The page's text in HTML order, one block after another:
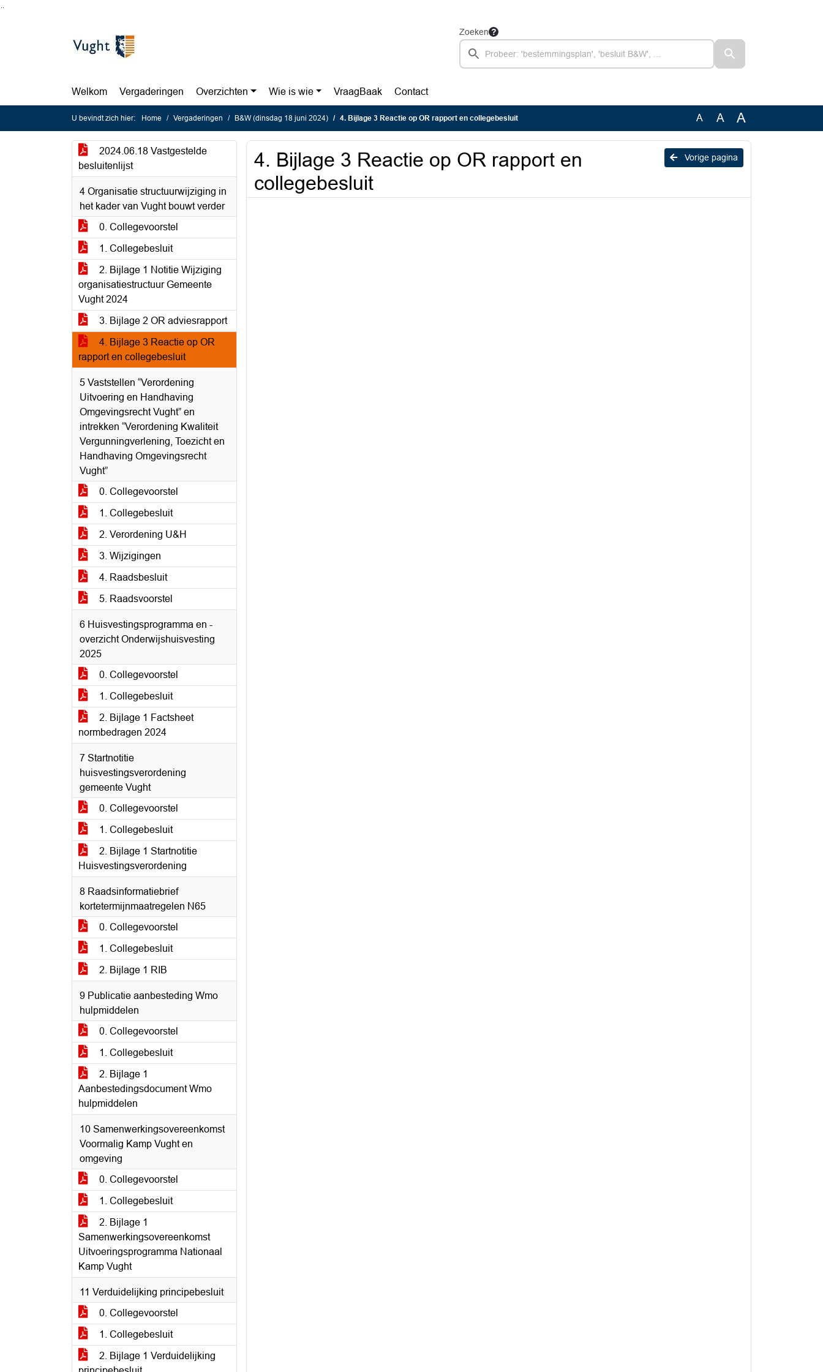
Zoeken
Welkom Vergaderingen Overzichten Wie is wie VraagBaak Contact
U bevindt zich hier: Home Vergaderingen B&W (dinsdag 18 juni 2024) 4. Bijlage 3 Reactie op OR rapport en collegebesluit A A A
2024.06.18 Vastgestelde
besluitenlijst
4 Organisatie structuurwijziging in
het kader van Vught bouwt verder
0. Collegevoorstel
1. Collegebesluit
2. Bijlage 1 Notitie Wijziging
organisatiestructuur Gemeente
Vught 2024
3. Bijlage 2 OR adviesrapport
4. Bijlage 3 Reactie op OR
rapport en collegebesluit
5 Vaststellen “Verordening
Uitvoering en Handhaving
Omgevingsrecht Vught” en
intrekken “Verordening Kwaliteit
Vergunningverlening, Toezicht en
Handhaving Omgevingsrecht
Vught”
0. Collegevoorstel
1. Collegebesluit
2. Verordening U&H
3. Wijzigingen
4. Raadsbesluit
5. Raadsvoorstel
6 Huisvestingsprogramma en -
overzicht Onderwijshuisvesting
2025
0. Collegevoorstel
1. Collegebesluit
2. Bijlage 1 Factsheet
normbedragen 2024
7 Startnotitie
huisvestingsverordening
gemeente Vught
0. Collegevoorstel
1. Collegebesluit
2. Bijlage 1 Startnotitie
Huisvestingsverordening
8 Raadsinformatiebrief
kortetermijnmaatregelen N65
0. Collegevoorstel
1. Collegebesluit
2. Bijlage 1 RIB
9 Publicatie aanbesteding Wmo
hulpmiddelen
0. Collegevoorstel
1. Collegebesluit
2. Bijlage 1
Aanbestedingsdocument Wmo
hulpmiddelen
10 Samenwerkingsovereenkomst
Voormalig Kamp Vught en
omgeving
0. Collegevoorstel
1. Collegebesluit
2. Bijlage 1
Samenwerkingsovereenkomst
Uitvoeringsprogramma Nationaal
Kamp Vught
11 Verduidelijking principebesluit
0. Collegevoorstel
1. Collegebesluit
2. Bijlage 1 Verduidelijking
Vorige pagina
4. Bijlage 3 Reactie op OR rapport en
collegebesluit